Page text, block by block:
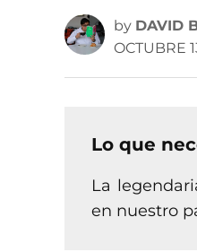
by DAVID
OCTUBRE
Lo que
La
en nuestro